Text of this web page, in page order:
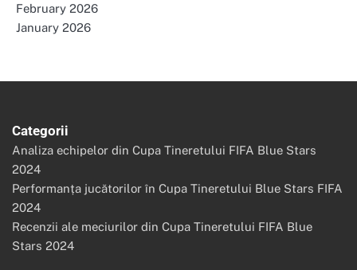
February 2026
January 2026
Categorii
Analiza echipelor din Cupa Tineretului FIFA Blue Stars
2024
Performanța jucătorilor în Cupa Tineretului Blue Stars FIFA
2024
Recenzii ale meciurilor din Cupa Tineretului FIFA Blue
Stars 2024